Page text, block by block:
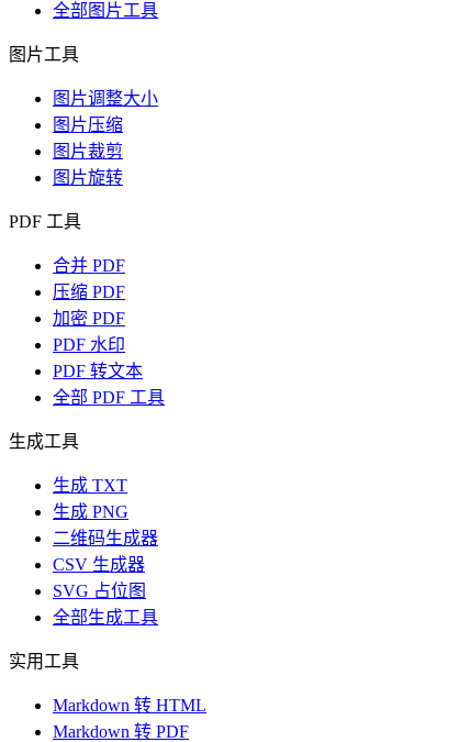
全部图片工具
图片工具
图片调整大小
图片压缩
图片裁剪
图片旋转
PDF 工具
合并 PDF
压缩 PDF
加密 PDF
PDF 水印
PDF 转文本
全部 PDF 工具
生成工具
生成 TXT
生成 PNG
二维码生成器
CSV 生成器
SVG 占位图
全部生成工具
实用工具
Markdown 转 HTML
Markdown 转 PDF